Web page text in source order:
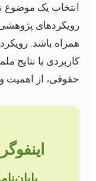
انتخاب یک موضوع
رویکردهای
همراه باشد.
کاربردی با نتایج
حقوقی، از اهمیت